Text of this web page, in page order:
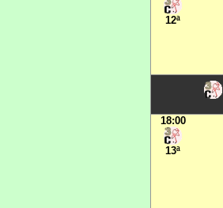
12ª
18:00
13ª